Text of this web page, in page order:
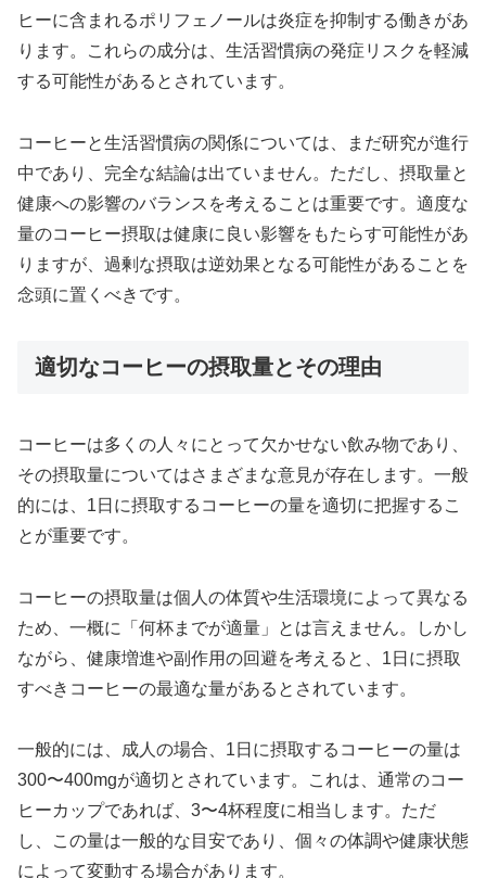
ヒーに含まれるポリフェノールは炎症を抑制する働きがあ
ります。これらの成分は、生活習慣病の発症リスクを軽減
する可能性があるとされています。
コーヒーと生活習慣病の関係については、まだ研究が進行
中であり、完全な結論は出ていません。ただし、摂取量と
健康への影響のバランスを考えることは重要です。適度な
量のコーヒー摂取は健康に良い影響をもたらす可能性があ
りますが、過剰な摂取は逆効果となる可能性があることを
念頭に置くべきです。
適切なコーヒーの摂取量とその理由
コーヒーは多くの人々にとって欠かせない飲み物であり、
その摂取量についてはさまざまな意見が存在します。一般
的には、1日に摂取するコーヒーの量を適切に把握するこ
とが重要です。
コーヒーの摂取量は個人の体質や生活環境によって異なる
ため、一概に「何杯までが適量」とは言えません。しかし
ながら、健康増進や副作用の回避を考えると、1日に摂取
すべきコーヒーの最適な量があるとされています。
一般的には、成人の場合、1日に摂取するコーヒーの量は
300〜400mgが適切とされています。これは、通常のコー
ヒーカップであれば、3〜4杯程度に相当します。ただ
し、この量は一般的な目安であり、個々の体調や健康状態
によって変動する場合があります。